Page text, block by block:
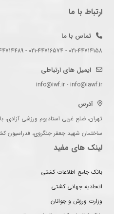
ارتباط با ما
تماس با ما
021-44714158 - 021-44716574 - 021-44714489
ایمیل های ارتباطی
info@iwf.ir - info@iawf.ir
آدرس
تهران، ضلع غربی استادیوم ورزشی آزادی،
ساختمان شهید جعفر جنگروی، فدراسیون
لینک های مفید
بانک جامع اطلاعات کشتی
اتحادیه جهانی کشتی
وزارت ورزش و جوانان